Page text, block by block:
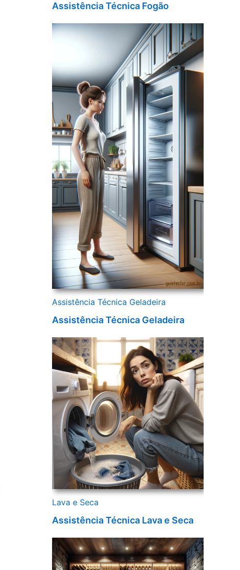
Assistência Técnica Fogão
Assistência Técnica Geladeira
Assistência Técnica Geladeira
Lava e Seca
Assistência Técnica Lava e Seca